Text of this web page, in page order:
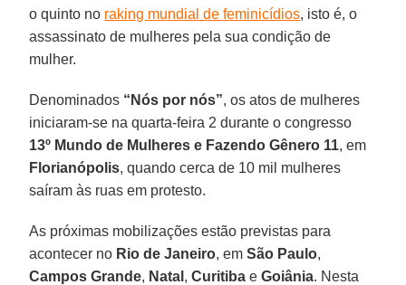
o quinto no raking mundial de feminicídios, isto é, o
assassinato de mulheres pela sua condição de
mulher.
Denominados “Nós por nós”, os atos de mulheres
iniciaram-se na quarta-feira 2 durante o congresso
13º Mundo de Mulheres e Fazendo Gênero 11, em
Florianópolis, quando cerca de 10 mil mulheres
saíram às ruas em protesto.
As próximas mobilizações estão previstas para
acontecer no Rio de Janeiro, emSão Paulo,
Campos Grande, Natal ,Curitiba eGoiânia. Nesta